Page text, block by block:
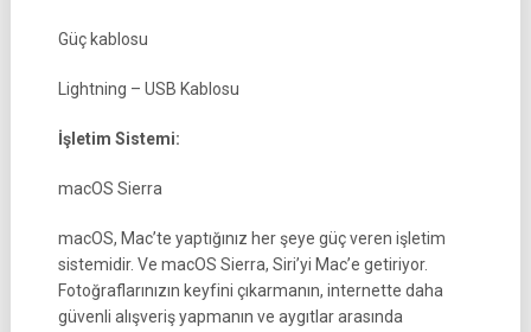
Güç kablosu
Lightning – USB Kablosu
İşletim Sistemi:
macOS Sierra
macOS, Mac’te yaptığınız her şeye güç veren işletim
sistemidir. Ve macOS Sierra, Siri’yi Mac’e getiriyor.
Fotoğraflarınızın keyfini çıkarmanın, internette daha
güvenli alışveriş yapmanın ve aygıtlar arasında